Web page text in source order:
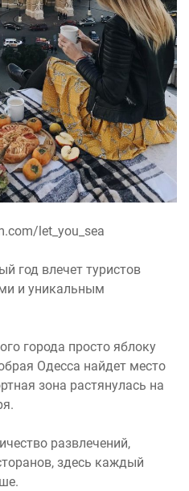
let_you_sea
год влечет туристов
и уникальным
города просто яблоку
Одесса найдет место
зона растянулась на
развлечений,
здесь каждый